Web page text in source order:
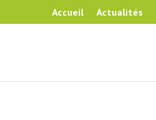
Accueil Actualités